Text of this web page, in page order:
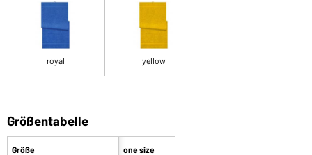
royal yellow
Größentabelle
Größe one size